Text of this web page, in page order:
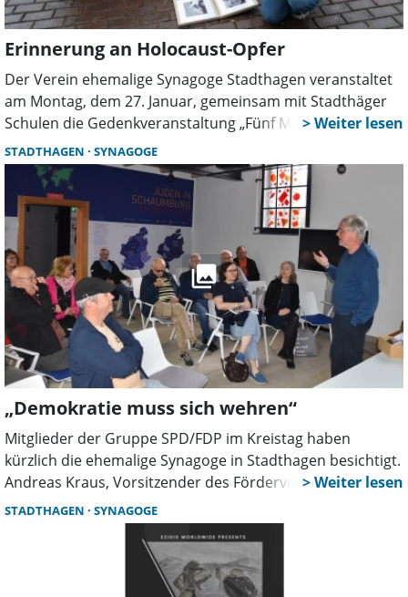
Erinnerung an Holocaust-Opfer
Der Verein ehemalige Synagoge Stadthagen veranstaltet
am Montag, dem 27. Januar, gemeinsam mit Stadthäger
Schulen die Gedenkveranstaltung „Fünf Minuten für 6
Millionen“. Die Aktion soll an die Opfer des Holocaust
erinnern.
STADTHAGEN SYNAGOGE
„Demokratie muss sich wehren“
Mitglieder der Gruppe SPD/FDP im Kreistag haben
kürzlich die ehemalige Synagoge in Stadthagen besichtigt.
Andreas Kraus, Vorsitzender des Fördervereins
ehemalige Synagoge erläuterte, dass es in dem Lernort
um die Problematik des Nationalsozialismus gehe,
ebenso um aktuelle Fragen des Rassismus, des
Rechtsextremismus und der Menschenrechte.
STADTHAGEN SYNAGOGE